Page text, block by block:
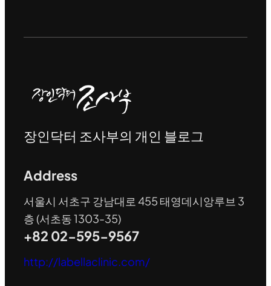
장인닥터 조사부의 개인 블로그
Address
서울시 서초구 강남대로 455 태영데시앙루브 3
층 (서초동 1303-35)
+82 02-595-9567
http://labellaclinic.com/